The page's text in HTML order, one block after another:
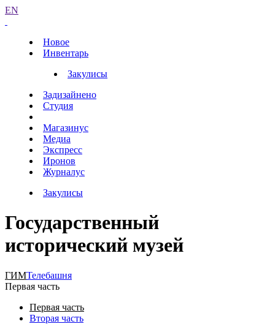
EN
Новое
Инвентарь
Закулисы
Задизайнено
Студия
Магазинус
Медиа
Экспресс
Иронов
Журналус
Закулисы
Государственный
исторический музей
ГИМТелебашня
Первая часть
Первая часть
Вторая часть